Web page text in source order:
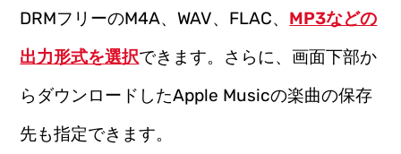
DRMフリーのM4A、WAV、FLAC、 MP3などの
出力形式を選択できます。さらに、画面下部か
らダウンロードしたApple Musicの楽曲の保存
先も指定できます。